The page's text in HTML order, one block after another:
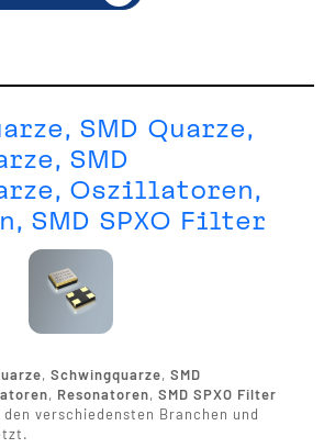
SMD Quarze,
SMD
Oszillatoren,
SMD SPXO Filter
, Schwingquarze, SMD
, Resonatoren, SMD SPXO Filter
verschiedensten Branchen und